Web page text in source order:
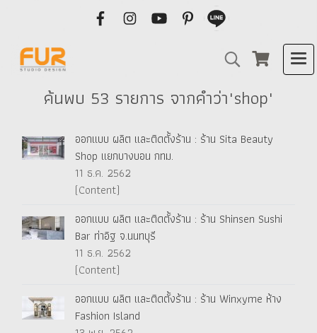
ค้นพบ 53 รายการ จากคำว่า"shop"
ออกแบบ ผลิต และติดตั้งร้าน : ร้าน Sita Beauty
Shop แยกบางบอน กทม.
11 ธ.ค. 2562
(Content)
ออกแบบ ผลิต และติดตั้งร้าน : ร้าน Shinsen Sushi
Bar ท่าอิฐ จ.นนทบุรี
11 ธ.ค. 2562
(Content)
ออกแบบ ผลิต และติดตั้งร้าน : ร้าน Winxyme ห้าง
Fashion Island